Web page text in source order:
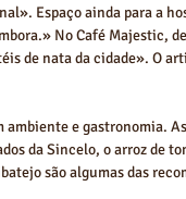
Espaço ainda para a
No Café Majestic,
de nata da cidade». O
e gastronomia.
da Sincelo, o arroz de
são algumas das